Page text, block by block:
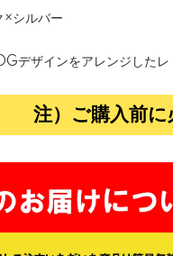
×シルバー
デザインをアレンジした
注）ご購入前に